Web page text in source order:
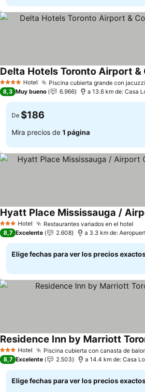
4 EstrellasHotel Piscina cubierta grande con jacuzzi
8,3 Muy bueno 6.966 a 13.6 km de: Casa
De $186
Mira precios de 1 página
3 Estrellas
Hotel Restaurantes variados en el hotel
8,7 Excelente 2.608
Elige fechas para ver los precios
3 Estrellas
Hotel Piscina cubierta con canasta de
Residence Inn by Marriott
8,7 Excelente 2.503 a 14.4 km de: Casa
Elige fechas para ver los precios